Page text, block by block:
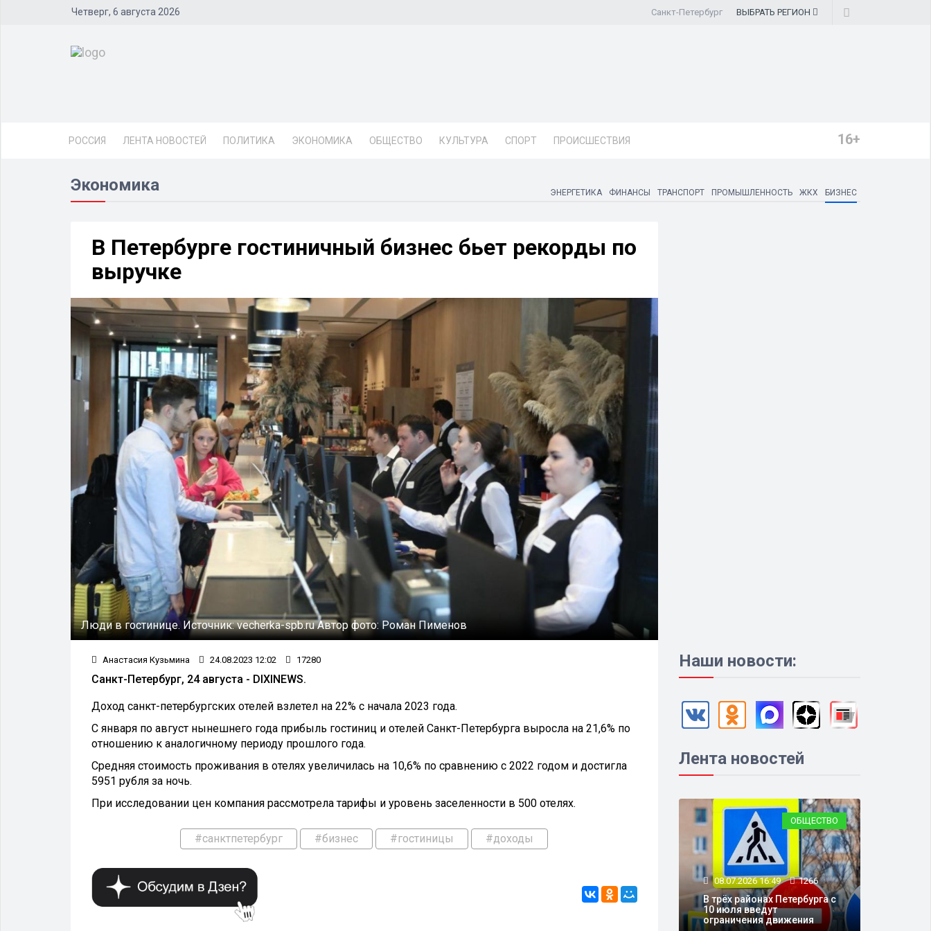
Четверг, 6 августа 2026 Санкт-Петербург ВЫБРАТЬ РЕГИОН
РОССИЯ ЛЕНТА НОВОСТЕЙ ПОЛИТИКА ЭКОНОМИКА ОБЩЕСТВО КУЛЬТУРА СПОРТ ПРОИСШЕСТВИЯ 16+
Экономика ЭНЕРГЕТИКА ФИНАНСЫ ТРАНСПОРТ ПРОМЫШЛЕННОСТЬ ЖКХ БИЗНЕС
В Петербурге гостиничный бизнес бьет рекорды по
выручке
Люди в гостинице. Источник:vecherka-spb.ruАвтор фото:Роман Пименов
Анастасия Кузьмина 24.08.2023 12:02 17280
Санкт-Петербург, 24 августа - DIXINEWS.
Доход санкт-петербургских отелей взлетел на 22% с начала 2023 года.
С января по август нынешнего года прибыль гостиниц и отелей Санкт-Петербурга выросла на 21,6% по
отношению к аналогичному периоду прошлого года.
Средняя стоимость проживания в отелях увеличилась на 10,6% по сравнению с 2022 годом и достигла
5951 рубля за ночь.
При исследовании цен компания рассмотрела тарифы и уровень заселенности в 500 отелях.
#санктпетербург #бизнес #гостиницы #доходы
Наши новости:
Лента новостей
ОБЩЕСТВО
08.07.2026 16:49 1266
В трёх районах Петербурга с
10 июля введут
ограничения движения